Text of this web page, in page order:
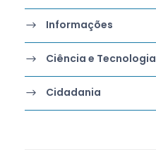
Informações
Ciência e Tecnologia
Cidadania